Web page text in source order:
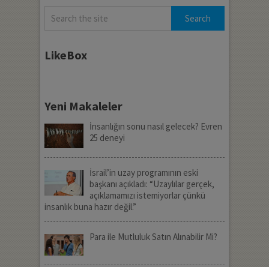
LikeBox
Yeni Makaleler
İnsanlığın sonu nasıl gelecek? Evren
25 deneyi
İsrail’in uzay programının eski
başkanı açıkladı: “Uzaylılar gerçek,
açıklamamızı istemiyorlar çünkü
insanlık buna hazır değil.”
Para ile Mutluluk Satın Alınabilir Mi?